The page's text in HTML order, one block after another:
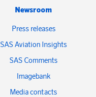
Newsroom
Press releases
SAS Aviation Insights
SAS Comments
Imagebank
Media contacts